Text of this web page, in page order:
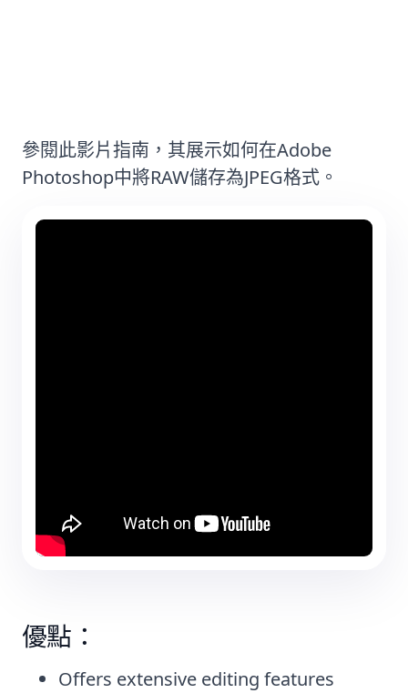
參閱此影片指南，其展示如何在Adobe
Photoshop中將RAW儲存為JPEG格式。
優點：
Offers extensive editing features